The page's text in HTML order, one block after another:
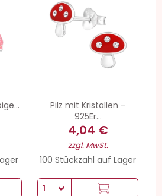
Pilz mit Kristallen -
925Er...
4,04 €
zzgl. MwSt.
100 Stückzahl auf Lager